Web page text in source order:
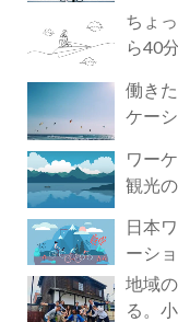
ちょ
ら40
働き
ケー
ワー
観光
日本
ーシ
地域
る。